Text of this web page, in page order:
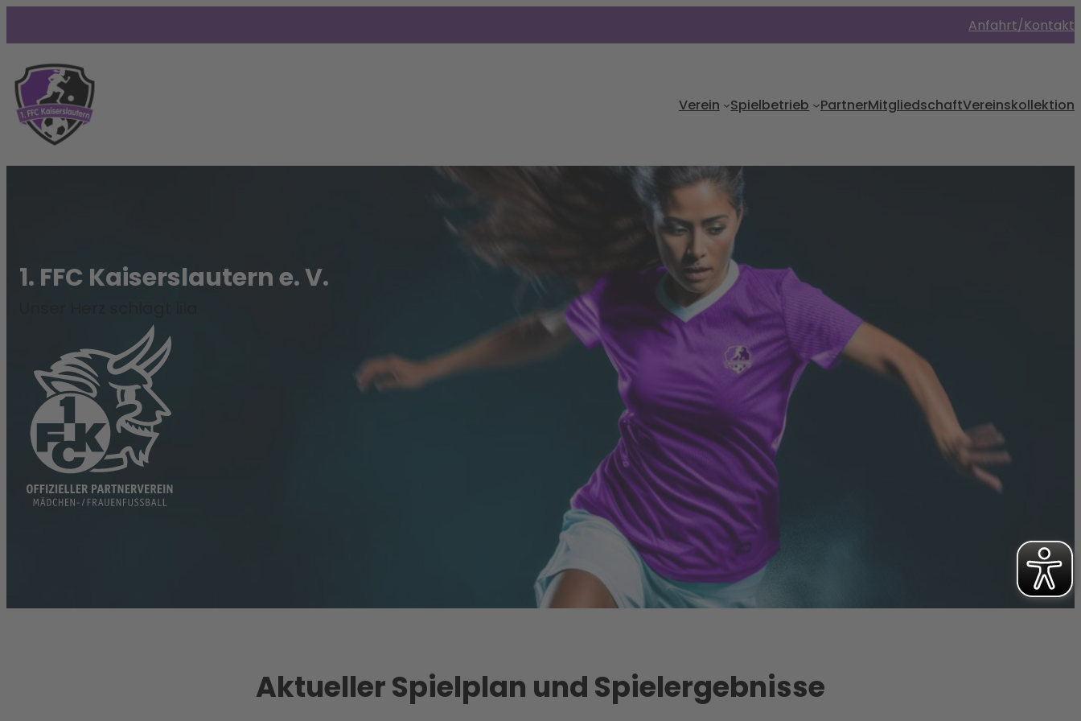
Anfahrt/Kontakt
Verein Spielbetrieb PartnerMitgliedschaftVereinskollektion
1. FFC Kaiserslautern e. V.
Aktueller Spielplan und Spielergebnisse